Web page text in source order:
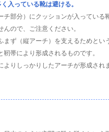
入っている靴は避ける。
チ部分）にクッションが入っている
ので、ご注意ください。
まず（縦アーチ）を支えるためとい
帯により形成されるものです。
りしっかりしたアーチが形成され